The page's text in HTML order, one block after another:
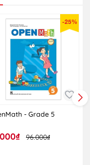
-25%
- Grade 5
96.000₫